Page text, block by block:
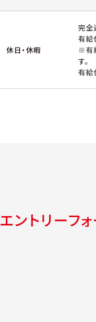
休日・休暇
完全
有給
※有
す。
有給
エントリーフ